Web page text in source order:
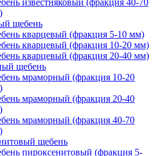
известняковый (фракция 40-70
щебень
кварцевый (фракция 5-10 мм)
кварцевый (фракция 10-20 мм)
кварцевый (фракция 20-40 мм)
щебень
мраморный (фракция 10-20
мраморный (фракция 20-40
мраморный (фракция 40-70
щебень
пироксенитовый (фракция 5-